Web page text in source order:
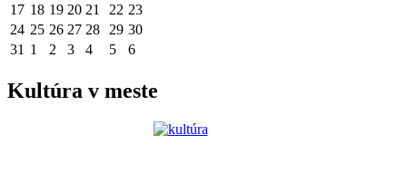
17 18 19 20 21 22 23
24 25 26 27 28 29 30
31 1 2 3 4 5 6
Kultúra v meste